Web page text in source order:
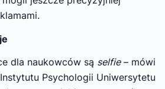
dla naukowców są selfie– mówi
Psychologii Uniwersytetu